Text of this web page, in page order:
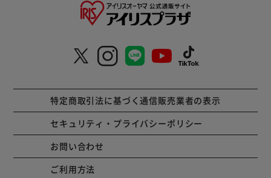
特定商取引法に基づく通信販売業者の表示
セキュリティ・プライバシーポリシー
お問い合わせ
ご利用方法